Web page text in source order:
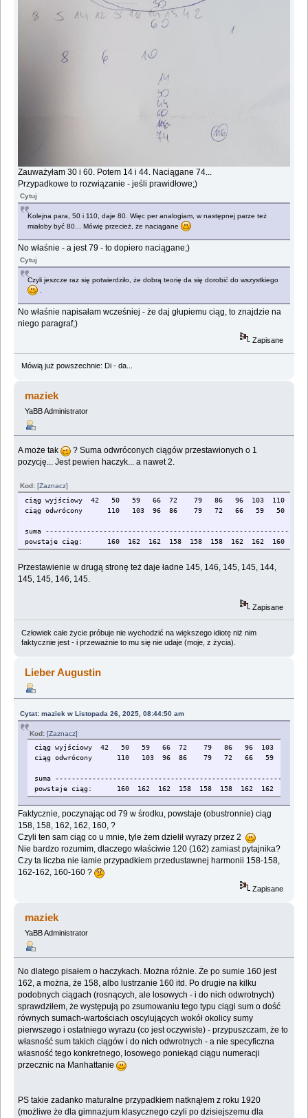
Zauważyłam 30 i 60. Potem 14 i 44. Naciągane 74...
Przypadkowe to rozwiązanie - jeśli prawidłowe;)
Cytuj
Kolejna para, 50 i 110, daje 80. Więc per analogiam, w następnej parze też
miałoby być 80... Mówię przecież, że naciągane
No właśnie - a jest 79 - to dopiero naciągane;)
Cytuj
Czyli jeszcze raz się potwierdziło, że dobrą teorię da się dorobić do wszystkiego
No właśnie napisałam wcześniej - że daj głupiemu ciąg, to znajdzie na
niego paragraf;)
Zapisane
Mówią już powszechnie: Di - da...
maziek
YaBB Administrator
A może tak
? Suma odwróconych ciągów przestawionych o 1
pozycję... Jest pewien haczyk... a nawet 2.
Kod:[Zaznacz]
ciąg wyjściowy 42 50 59 66 72 79 86 96 103 110
ciąg odwrócony 110 103 96 86 79 72 66 59 50 42
suma
powstaje ciąg: 160 162 162 158 158 158 162 162 160
Przestawienie w drugą stronę też daje ładne 145, 146, 145, 145, 144,
145, 145, 146, 145.
Zapisane
Człowiek całe życie próbuje nie wychodzić na większego idiotę niż nim
faktycznie jest - i przeważnie to mu się nie udaje (moje, z życia).
Lieber Augustin
Cytat: maziek w Listopada 26, 2025, 08:44:50 am
Kod:[Zaznacz]
ciąg wyjściowy 42 50 59 66 72 79 86 96 103 110
ciąg odwrócony 110 103 96 86 79 72 66 59 50
suma
powstaje ciąg: 160 162 162 158 158 158 162 162 160
Faktycznie, poczynając od 79 w środku, powstaje (obustronnie) ciąg
158, 158, 162, 162, 160, ?
Czyli ten sam ciąg co u mnie, tyle żem dzielił wyrazy przez 2
Nie bardzo rozumim, dlaczego właściwie 120 (162) zamiast pytajnika?
Czy ta liczba nie łamie przypadkiem przedustawnej harmonii 158-158,
162-162, 160-160 ?
Zapisane
maziek
YaBB Administrator
No dlatego pisałem o haczykach. Można różnie. Że po sumie 160 jest
162, a można, że 158, albo lustrzanie 160 itd. Po drugie na kilku
podobnych ciągach (rosnących, ale losowych - i do nich odwrotnych)
sprawdziłem, że występują po zsumowaniu tego typu ciągi sum o dość
równych sumach-wartościach oscylujących wokół okolicy sumy
pierwszego i ostatniego wyrazu (co jest oczywiste) - przypuszczam, że to
własność sum takich ciągów i do nich odwrotnych - a nie specyficzna
własność tego konkretnego, losowego poniekąd ciągu numeracji
przecznic na Manhattanie
PS takie zadanko maturalne przypadkiem natknąłem z roku 1920
(możliwe że dla gimnazjum klasycznego czyli po dzisiejszemu dla